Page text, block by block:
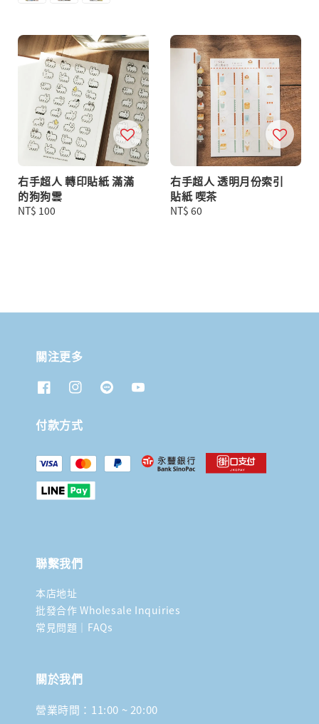
右手超人 轉印貼紙 滿滿
的狗狗雲
Regular
NT$ 100
右手超人 透明月份索引
貼紙 喫茶
Regular
NT$ 60
關注更多
付款方式
聯繫我們
本店地址
批發合作 Wholesale Inquiries
常見問題｜FAQs
關於我們
營業時間：11:00 ~ 20:00